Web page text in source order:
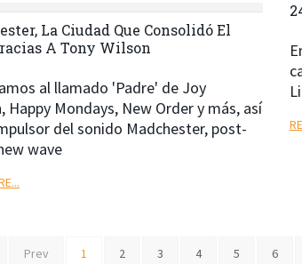
La Ciudad Que Consolidó El
A Tony Wilson
al llamado 'Padre' de Joy
Happy Mondays, New Order y más, así
del sonido Madchester, post-
wave
Prev 1 2 3 4 5 6